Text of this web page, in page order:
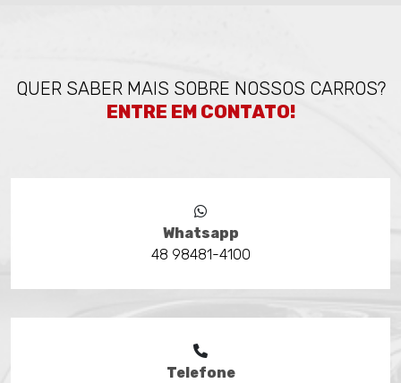
QUER SABER MAIS SOBRE NOSSOS CARROS?
ENTRE EM CONTATO!
Whatsapp
48 98481-4100
Telefone